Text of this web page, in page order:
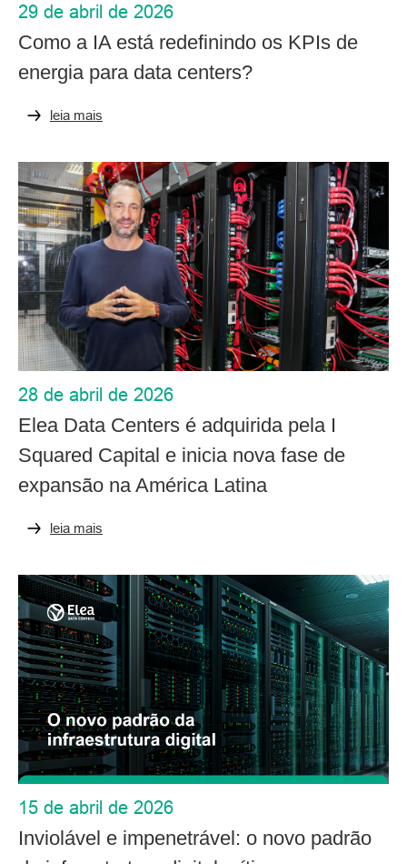
29 de abril de 2026
Como a IA está redefinindo os KPIs de
energia para data centers?
leia mais
28 de abril de 2026
Elea Data Centers é adquirida pela I
Squared Capital e inicia nova fase de
expansão na América Latina
leia mais
15 de abril de 2026
Inviolável e impenetrável: o novo padrão